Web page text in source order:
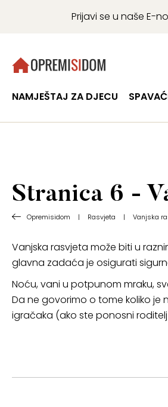
Prijavi se u naše E-
NAMJEŠTAJ ZA DJECU
Stranica 6 -
Opremisidom | Rasvjeta | Vanjska
Vanjska rasvjeta može biti u
glavna zadaća je osigurati
Noću, vani u potpunom mraku,
Da ne govorimo o tome koliko je
igračaka (ako ste ponosni